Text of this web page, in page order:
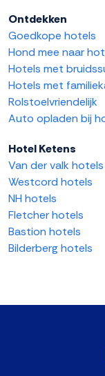
Ontdekken
Goedkope hotels
Hond mee naar
Hotels met
Hotels met
Rolstoelvriendelijk
Auto opladen bij
Hotel Ketens
Van der valk hotels
Westcord hotels
NH hotels
Fletcher hotels
Bastion hotels
Bilderberg hotels